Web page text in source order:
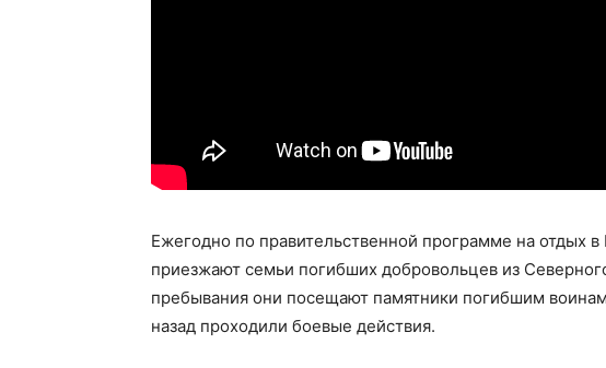
Ежегодно по правительственной программе на отдых
приезжают семьи погибших добровольцев из
пребывания они посещают памятники погибшим
назад проходили боевые действия.